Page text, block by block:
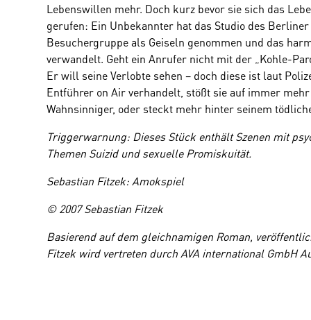
Lebenswillen mehr. Doch kurz bevor sie sich das
gerufen: Ein Unbekannter hat das Studio des
Besuchergruppe als Geiseln genommen und das
verwandelt. Geht ein Anrufer nicht mit der „Kohle-
Er will seine Verlobte sehen – doch diese ist laut
Entführer on Air verhandelt, stößt sie auf immer
Wahnsinniger, oder steckt mehr hinter seinem
Triggerwarnung: Dieses Stück enthält Szenen mit
Themen Suizid und sexuelle Promiskuität.
Sebastian Fitzek: Amokspiel
© 2007 Sebastian Fitzek
Basierend auf dem gleichnamigen Roman,
Fitzek wird vertreten durch AVA international GmbH